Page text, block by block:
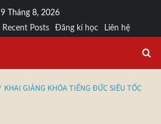
9 Tháng 8, 2026
Recent Posts Đăng kí học Liên hệ
KHAI GIẢNG KHÓA TIẾNG ĐỨC SIÊU TỐC